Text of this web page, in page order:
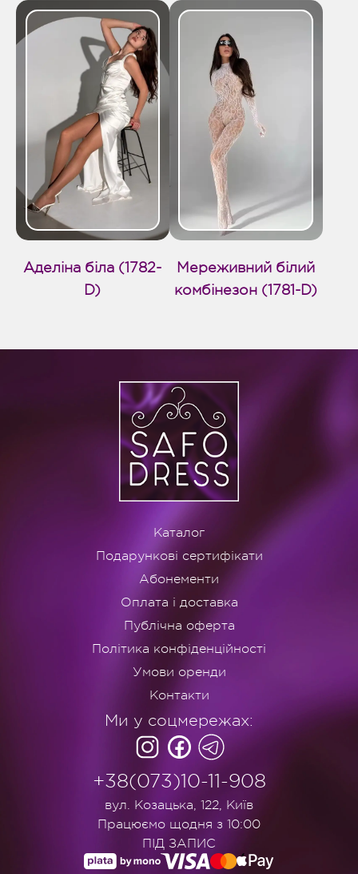
Аделіна біла (1782-
D)
Мереживний білий
комбінезон (1781-D)
Каталог
Подарункові сертифікати
Абонементи
Оплата і доставка
Публічна оферта
Політика конфіденційності
Умови оренди
Контакти
Ми у соцмережах:
+38(073)10-11-908
вул. Козацька, 122, Київ
Працюємо щодня з 10:00
ПІД ЗАПИС